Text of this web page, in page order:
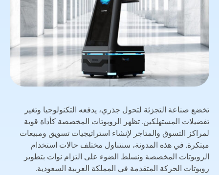
تخضع صناعة التجزئة لتحول جذري، يدفعه التكنولوجيا وتغير
تفضيلات المستهلكين. تظهر الروبوتات المخصصة كأداة قوية
لمراكز التسوق والمتاجر لإنشاء استراتيجيات تسويق ومبيعات
مبتكرة. في هذه المدونة، سنتناول مختلف حالات استخدام
الروبوتات المخصصة ونسلط الضوء على التزام نوات بتطوير
روبوتات الحركة المتقدمة في المملكة العربية السعودية.